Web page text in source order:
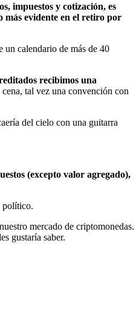
impuestos y cotización, es
más evidente en el retiro por
un calendario de más de 40
recibimos una
tal vez una convención con
del cielo con una guitarra
(excepto valor agregado),
político.
mercado de criptomonedas.
gustaría saber.